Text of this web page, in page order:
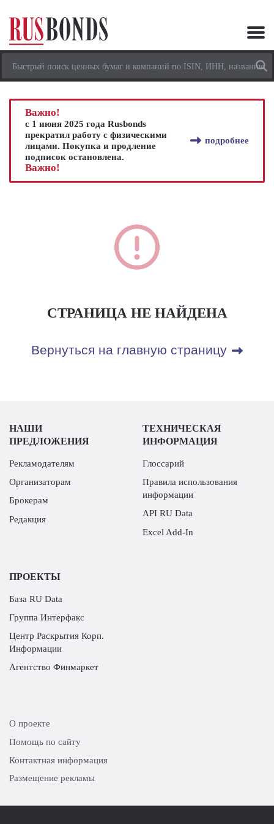
Важно!
с 1 июня 2025 года Rusbonds
прекратил работу с физическими
лицами. Покупка и продление
подписок остановлена.
подробнее
Важно!
СТРАНИЦА НЕ НАЙДЕНА
Вернуться на главную страницу
НАШИ
ПРЕДЛОЖЕНИЯ
Рекламодателям
Организаторам
Брокерам
Редакция
ТЕХНИЧЕСКАЯ
ИНФОРМАЦИЯ
Глоссарий
Правила использования
информации
API RU Data
Excel Add-In
ПРОЕКТЫ
База RU Data
Группа Интерфакс
Центр Раскрытия Корп.
Информации
Агентство Финмаркет
О проекте
Помощь по сайту
Контактная информация
Размещение рекламы